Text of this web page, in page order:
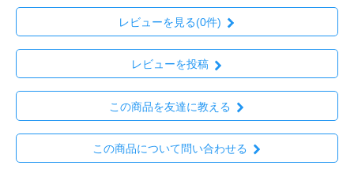
レビューを見る(0件)
レビューを投稿
この商品を友達に教える
この商品について問い合わせる